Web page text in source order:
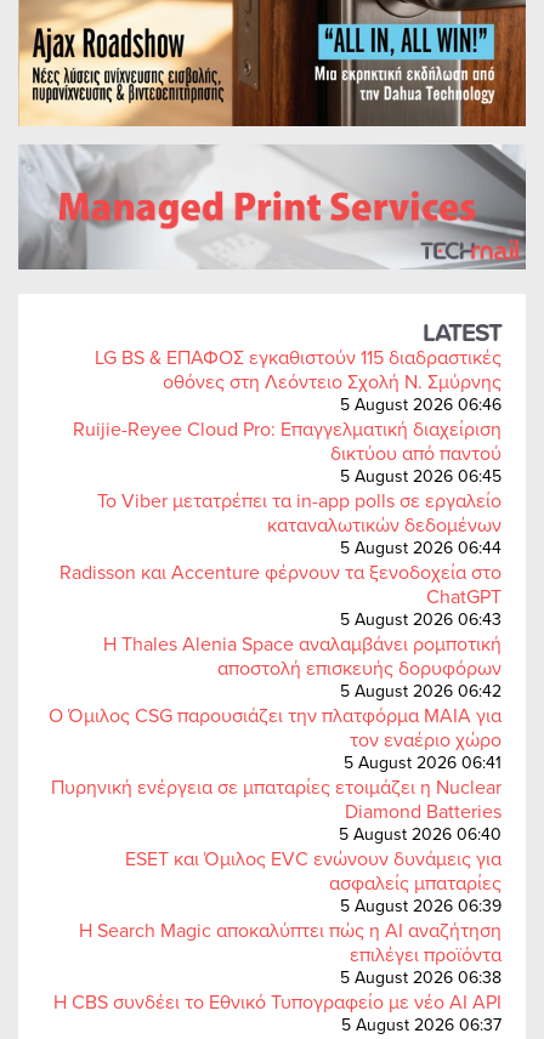
LATEST
LG BS & ΕΠΑΦΟΣ εγκαθιστούν 115 διαδραστικές
οθόνες στη Λεόντειο Σχολή Ν. Σμύρνης
5 August 2026 06:46
Ruijie-Reyee Cloud Pro: Επαγγελματική διαχείριση
δικτύου από παντού
5 August 2026 06:45
Το Viber μετατρέπει τα in-app polls σε εργαλείο
καταναλωτικών δεδομένων
5 August 2026 06:44
Radisson και Accenture φέρνουν τα ξενοδοχεία στο
ChatGPT
5 August 2026 06:43
Η Thales Alenia Space αναλαμβάνει ρομποτική
αποστολή επισκευής δορυφόρων
5 August 2026 06:42
Ο Όμιλος CSG παρουσιάζει την πλατφόρμα MAIA για
τον εναέριο χώρο
5 August 2026 06:41
Πυρηνική ενέργεια σε μπαταρίες ετοιμάζει η Nuclear
Diamond Batteries
5 August 2026 06:40
ESET και Όμιλος EVC ενώνουν δυνάμεις για
ασφαλείς μπαταρίες
5 August 2026 06:39
Η Search Magic αποκαλύπτει πώς η AI αναζήτηση
επιλέγει προϊόντα
5 August 2026 06:38
Η CBS συνδέει το Εθνικό Τυπογραφείο με νέο AI API
5 August 2026 06:37